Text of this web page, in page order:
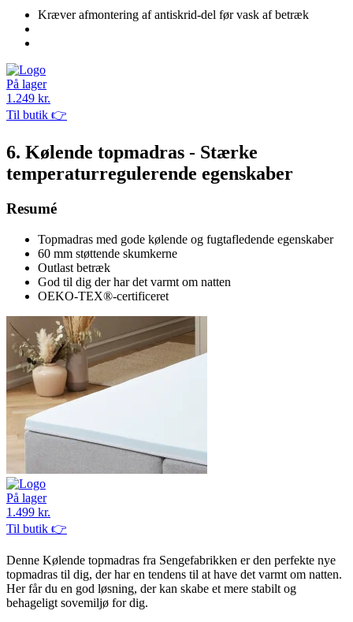
Kræver afmontering af antiskrid-del før vask af betræk
På lager
1.249 kr.
Til butik 👉
6. Kølende topmadras - Stærke
temperaturregulerende egenskaber
Resumé
Topmadras med gode kølende og fugtafledende egenskaber
60 mm støttende skumkerne
Outlast betræk
God til dig der har det varmt om natten
OEKO-TEX®-certificeret
På lager
1.499 kr.
Til butik 👉
Denne Kølende topmadras fra Sengefabrikken er den perfekte nye
topmadras til dig, der har en tendens til at have det varmt om natten.
Her får du en god løsning, der kan skabe et mere stabilt og
behageligt sovemiljø for dig.